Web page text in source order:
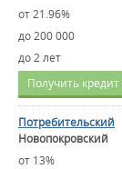
от 21.96%
до 200 000
до 2 лет
Получить кредит
Потребительский
Новопокровский
от 13%